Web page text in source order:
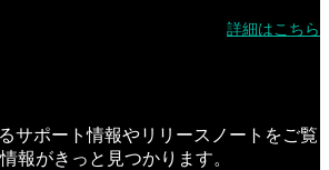
詳細はこちら
サポート情報やリリースノートをご覧
報がきっと見つかります。